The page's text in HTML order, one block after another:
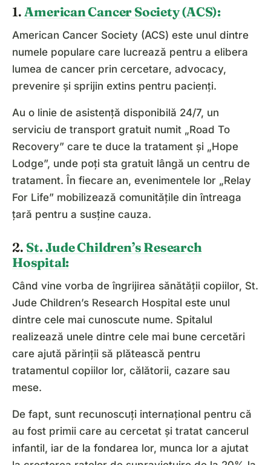
1.American Cancer Society (ACS):
American Cancer Society (ACS) este unul dintre
numele populare care lucrează pentru a elibera
lumea de cancer prin cercetare, advocacy,
prevenire și sprijin extins pentru pacienți.
Au o linie de asistență disponibilă 24/7, un
serviciu de transport gratuit numit „Road To
Recovery” care te duce la tratament și „Hope
Lodge”, unde poți sta gratuit lângă un centru de
tratament. În fiecare an, evenimentele lor „Relay
For Life” mobilizează comunitățile din întreaga
țară pentru a susține cauza.
2. St. Jude Children’s Research
Hospital:
Când vine vorba de îngrijirea sănătății copiilor, St.
Jude Children’s Research Hospital este unul
dintre cele mai cunoscute nume. Spitalul
realizează unele dintre cele mai bune cercetări
care ajută părinții să plătească pentru
tratamentul copiilor lor, călătorii, cazare sau
mese.
De fapt, sunt recunoscuți internațional pentru că
au fost primii care au cercetat și tratat cancerul
infantil, iar de la fondarea lor, munca lor a ajutat